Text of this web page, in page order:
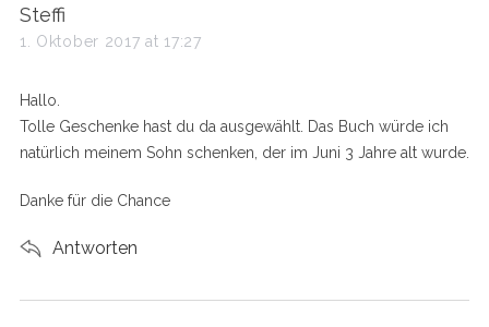
s
a
s
:
Steffi
1. Oktober 2017 at 17:27
Hallo.
Tolle Geschenke hast du da ausgewählt. Das Buch würde ich
natürlich meinem Sohn schenken, der im Juni 3 Jahre alt wurde.
Danke für die Chance
Antworten